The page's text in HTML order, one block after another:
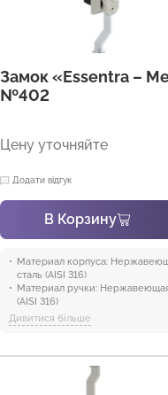
Замок «Essentra –
№402
Цену уточняйте
Додати відгук
В Корзину
Материал корпуса:
сталь (AISI 316)
Материал ручки: Нержавеющая
(AISI 316)
Материал механизма:
Материал кулака:
Отрасли:Промышленность и
оборудование, Торговля и
Дивитися більше